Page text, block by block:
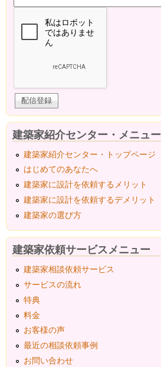
建築家紹介センター・メニュー
建築家紹介センター・トップページ
はじめてのあなたへ
建築家に設計を依頼するメリット
建築家に設計を依頼するデメリット
建築家の選び方
建築家依頼サービスメニュー
建築家相談依頼サービス
サービスの流れ
特典
料金
お客様の声
最近の相談依頼事例
お問い合わせ